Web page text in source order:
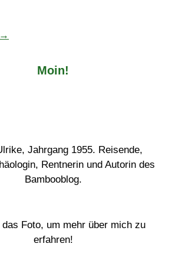
→
Moin!
Jahrgang 1955. Reisende,
Rentnerin und Autorin des
Bambooblog.
das Foto, um mehr über mich zu
erfahren!